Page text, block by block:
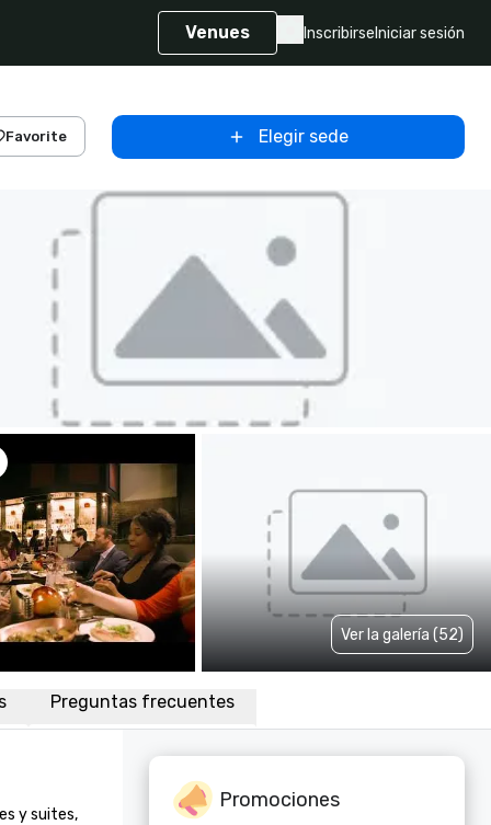
Venues Inscribirse Iniciar sesión
Favorite Elegir sede
Ver la galería (52)
Preguntas frecuentes
y suites,
Promociones